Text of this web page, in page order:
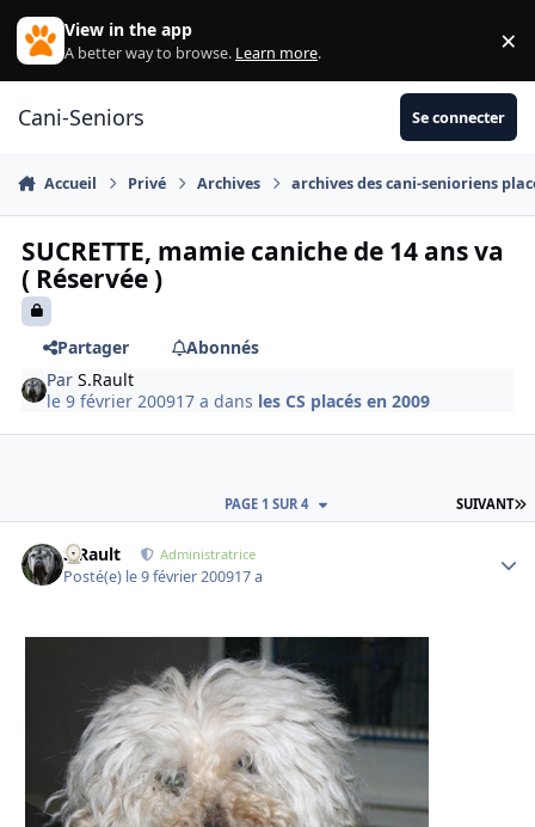
Aller au contenu
View in the app
A better way to browse. Learn more. ×
Cani-Seniors Se connecter
Accueil Privé Archives archives des cani-senioriens
SUCRETTE, mamie caniche de 14 ans va
( Réservée )
Partager
Abonnés
ParS.Rault
le 9 février 200917 a dans les CS placés en 2009
SUIVANT
PAGE 1 SUR 4
S.Rault Administratrice
Posté(e) le 9 février 200917 a